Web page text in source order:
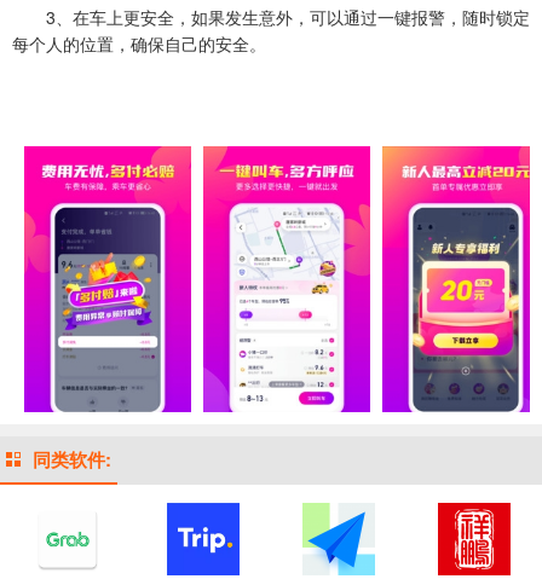
3、在车上更安全，如果发生意外，可以通过一键报警，随时锁定
每个人的位置，确保自己的安全。
同类软件: